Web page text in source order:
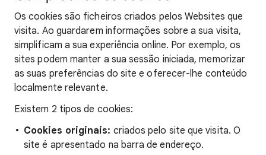
Os cookies são ficheiros criados pelos Websites que
visita. Ao guardarem informações sobre a sua visita,
simplificam a sua experiência online. Por exemplo, os
sites podem manter a sua sessão iniciada, memorizar
as suas preferências do site e oferecer-lhe conteúdo
localmente relevante.
Existem 2 tipos de cookies:
Cookies originais: criados pelo site que visita. O
site é apresentado na barra de endereço.